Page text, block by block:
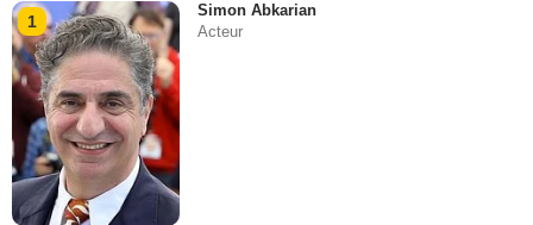
1
Simon Abkarian
Acteur